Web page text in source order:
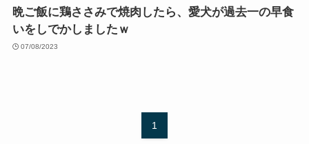
晩ご飯に鶏ささみで焼肉したら、愛犬が過去一の早食
いをしでかしましたｗ
07/08/2023
1